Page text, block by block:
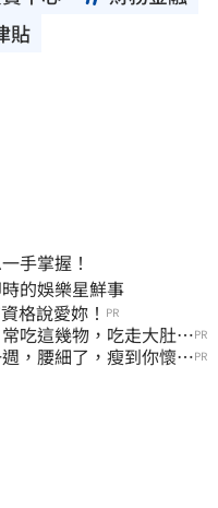
貼
手掌握！
的娛樂星鮮事
格說愛妳！ PR
吃這幾物，吃走大肚
PR
，腰細了，瘦到你懷疑PR